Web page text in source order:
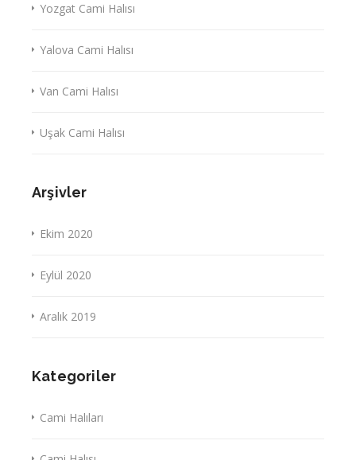
Yozgat Cami Halısı
Yalova Cami Halısı
Van Cami Halısı
Uşak Cami Halısı
Arşivler
Ekim 2020
Eylül 2020
Aralık 2019
Kategoriler
Cami Halıları